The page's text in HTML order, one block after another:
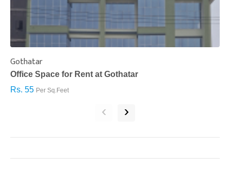
Gothatar
Office Space for Rent at Gothatar
Rs. 55 Per Sq.Feet
‹ ›